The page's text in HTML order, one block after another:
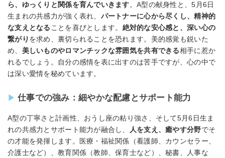
ら、ゆっくりと関係を育んでいきます。A型の献身性と、5月6日
生まれの共感力が強く表れ、 パートナーに心から尽くし、精神的
な支えとなる ことを喜びとします。 絶対的な安心感と、深い心の
繋がり を求め、裏切られることを恐れます。美的感覚も鋭いた
め、 美しいものやロマンチックな雰囲気を共有できる相手に惹か
れるでしょう。自分の感情を表に出すのは苦手ですが、心の中で
は深い愛情を秘めています。
仕事での強み：細やかな配慮とサポート能力
A型の丁寧さと計画性、おうし座の粘り強さ、そして5月6日生ま
れの共感力とサポート能力が融合し、
人を支え、癒やす分野でそ
の才能を発揮します。医療・福祉関係（看護師、カウンセラー、
介護士など）、教育関係（教師、保育士など）、秘書、人事な